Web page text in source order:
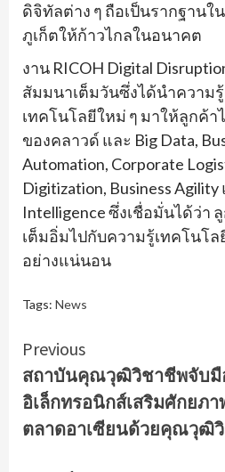
ดิจิทัลต่าง ๆ ถือเป็นรากฐานใ
ภูเก็ตให้ก้าวไกลในอนาคต
งาน RICOH Digital
สัมมนาเต็มวันซึ่งได้นำความ
เทคโนโลยีใหม่ ๆ มาให้ลูกค้า
ของคลาวด์ และ Big Data,
Automation, Corporate
Digitization, Business
Intelligence ซึ่งเชื่อมั่นได้ว่า
เต็มอิ่มไปกับความรู้เทคโนโ
อย่างแน่นอน
Tags: News
Continue
Reading
Previous
สถาบันคุณวุฒิวิชาชีพจับมื
อิเล็กทรอนิกส์เสริมศักยภ
ตลาดอาเซียนด้วยคุณวุฒิ